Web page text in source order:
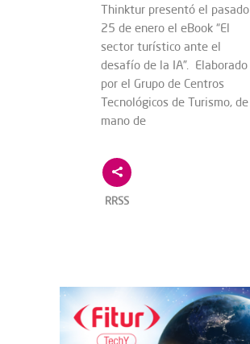
Thinktur presentó el pasado
25 de enero el eBook “El
sector turístico ante el
desafío de la IA”. Elaborado
por el Grupo de Centros
Tecnológicos de Turismo, de
mano de
RRSS